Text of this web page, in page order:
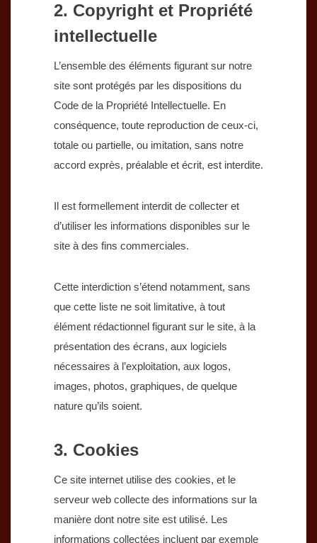
2. Copyright et Propriété
intellectuelle
L’ensemble des éléments figurant sur notre
site sont protégés par les dispositions du
Code de la Propriété Intellectuelle. En
conséquence, toute reproduction de ceux-ci,
totale ou partielle, ou imitation, sans notre
accord exprès, préalable et écrit, est interdite.
Il est formellement interdit de collecter et
d’utiliser les informations disponibles sur le
site à des fins commerciales.
Cette interdiction s’étend notamment, sans
que cette liste ne soit limitative, à tout
élément rédactionnel figurant sur le site, à la
présentation des écrans, aux logiciels
nécessaires à l’exploitation, aux logos,
images, photos, graphiques, de quelque
nature qu’ils soient.
3. Cookies
Ce site internet utilise des cookies, et le
serveur web collecte des informations sur la
manière dont notre site est utilisé. Les
informations collectées incluent par exemple